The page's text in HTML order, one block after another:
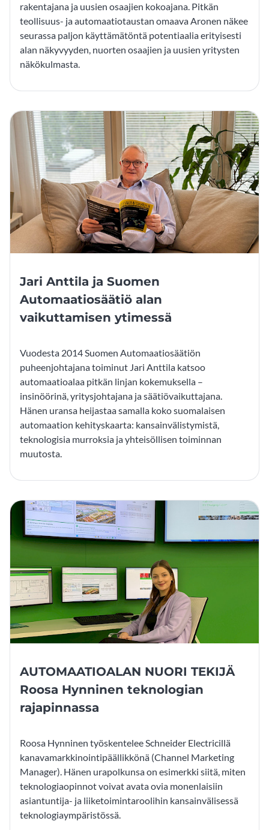
rakentajana ja uusien osaajien kokoajana. Pitkän
teollisuus- ja automaatiotaustan omaava Aronen näkee
seurassa paljon käyttämätöntä potentiaalia erityisesti
alan näkyvyyden, nuorten osaajien ja uusien yritysten
näkökulmasta.
Jari Anttila ja Suomen
Automaatiosäätiö alan
vaikuttamisen ytimessä
Vuodesta 2014 Suomen Automaatiosäätiön
puheenjohtajana toiminut Jari Anttila katsoo
automaatioalaa pitkän linjan kokemuksella –
insinöörinä, yritysjohtajana ja säätiövaikuttajana.
Hänen uransa heijastaa samalla koko suomalaisen
automaation kehityskaarta: kansainvälistymistä,
teknologisia murroksia ja yhteisöllisen toiminnan
muutosta.
AUTOMAATIOALAN NUORI TEKIJÄ
Roosa Hynninen teknologian
rajapinnassa
Roosa Hynninen työskentelee Schneider Electricillä
kanavamarkkinointipäällikkönä (Channel Marketing
Manager). Hänen urapolkunsa on esimerkki siitä, miten
teknologiaopinnot voivat avata ovia monenlaisiin
asiantuntija- ja liiketoimintaroolihin kansainvälisessä
teknologiaympäristössä.